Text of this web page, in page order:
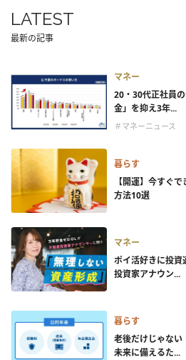
LATEST
最新の記事
マネー
20・30代正社員
金」を抑え3年...
＃マネーニュース
暮らす
【開運】今すぐ
方法10選
マネー
ポイ活好きに投
投資家アナウン...
暮らす
老後だけじゃない
未来に備えるた...